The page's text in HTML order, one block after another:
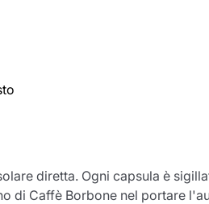
diretta. Ogni capsula è
di Caffè Borbone nel portare
al carrello